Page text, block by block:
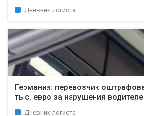
Дневник логиста
Германия: перевозчик
тыс. евро за нарушения
Дневник логиста